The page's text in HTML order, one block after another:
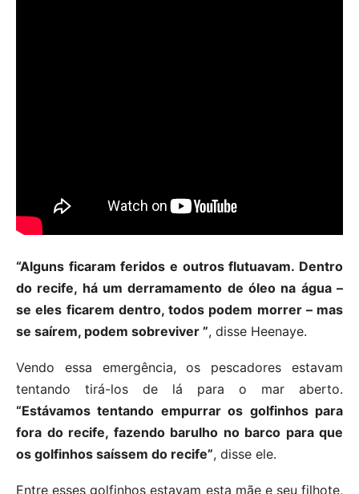
“Alguns ficaram feridos e outros flutuavam. Dentro
do recife, há um derramamento de óleo na água –
se eles ficarem dentro, todos podem morrer – mas
se saírem, podem sobreviver ”, disse Heenaye.
Vendo essa emergência, os pescadores estavam
tentando tirá-los de lá para o mar aberto.
“Estávamos tentando empurrar os golfinhos para
fora do recife, fazendo barulho no barco para que
os golfinhos saíssem do recife”, disse ele.
Entre esses golfinhos estavam esta mãe e seu filhote,